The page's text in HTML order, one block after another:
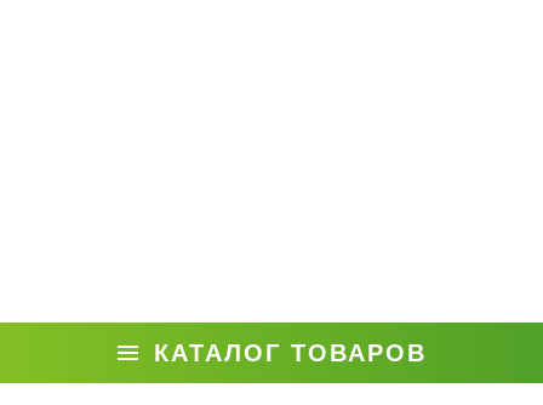
КАТАЛОГ ТОВАРОВ